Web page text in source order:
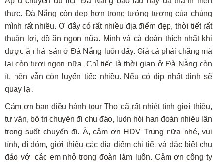
thực. Đà Nẵng còn đẹp hơn trong tưởng tượng của chúng
mình rất nhiều. Ở đây có rất nhiều địa điểm đẹp, thời tiết rất
thuận lợi, đồ ăn ngon nữa. Mình và cả đoàn thích nhất khi
được ăn hải sản ở Đà Nẵng luôn đấy. Giá cả phải chăng mà
lại còn tươi ngon nữa. Chỉ tiếc là thời gian ở Đà Nẵng còn
ít, nên vẫn còn luyến tiếc nhiều. Nếu có dịp nhất định sẽ
quay lại.
Cảm ơn bạn điều hành tour Thọ đã rất nhiệt tình giới thiệu,
tư vấn, bố trí chuyến đi chu đáo, luôn hỏi han đoàn nhiều lần
trong suốt chuyến đi. À, cảm ơn HDV Trung nữa nhé, vui
tính, dí dỏm, giới thiệu các địa điểm chi tiết và đặc biệt chu
đáo với các em nhỏ trong đoàn lắm luôn. Cảm ơn công ty